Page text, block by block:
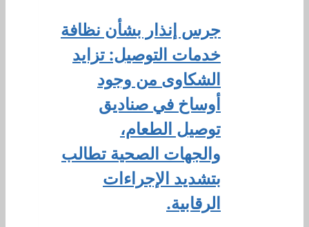
جرس إنذار بشأن نظافة
خدمات التوصيل: تزايد
الشكاوى من وجود
أوساخ في صناديق
توصيل الطعام،
والجهات الصحية تطالب
بتشديد الإجراءات
الرقابية.